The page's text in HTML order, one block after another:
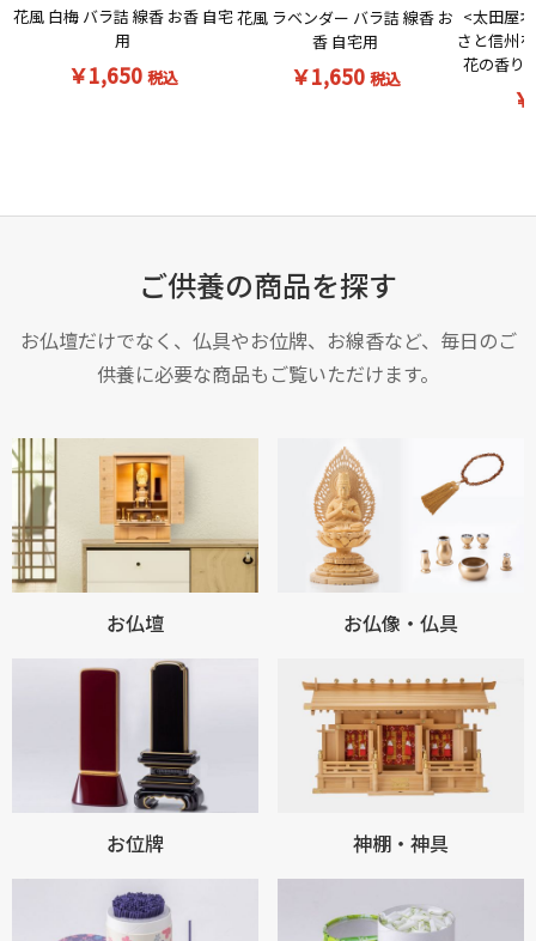
お買い物を続ける
花風 白梅 バラ詰 線香 お香 自宅
用
￥1,650 税込
花風 ラベンダー バラ詰 線香 お
香 自宅用
￥1,650 税込
<太田屋
さと信州
花の香り
ご供養の商品を探す
お仏壇だけでなく、仏具やお位牌、お線香など、毎日のご
供養に必要な商品もご覧いただけます。
お仏壇 お仏像・仏具
お位牌 神棚・神具